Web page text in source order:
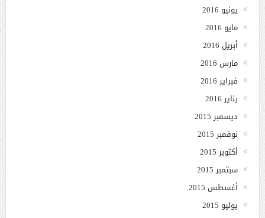
يونيو 2016
مايو 2016
أبريل 2016
مارس 2016
فبراير 2016
يناير 2016
ديسمبر 2015
نوفمبر 2015
أكتوبر 2015
سبتمبر 2015
أغسطس 2015
يوليو 2015